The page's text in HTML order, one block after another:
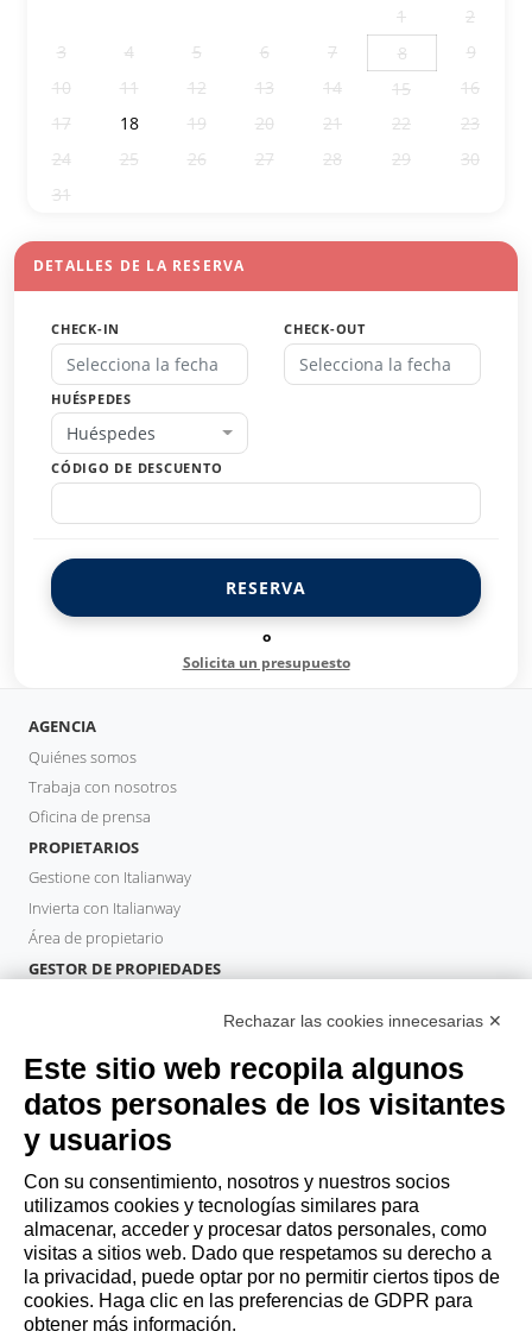
1
2
3
4 5 6 7 8
9
10
11 12 13 14 15
16
17
18 19 20 21 22
23
24
25 26 27 28 29
30
31
DETALLES DE LA RESERVA
CHECK-IN CHECK-OUT
HUÉSPEDES
Huéspedes
CÓDIGO DE DESCUENTO
RESERVA
o
Solicita un presupuesto
AGENCIA
Quiénes somos
Trabaja con nosotros
Oficina de prensa
PROPIETARIOS
Gestione con Italianway
Invierta con Italianway
Área de propietario
GESTOR DE PROPIEDADES
HUÉSPEDES
Reserve una estancia
Estancias largas
Experiencias para los Huéspedes
Descuentos para husespedes
Convenios para empresas
booking@italianway.house
+390286882952
Rechazar las cookies innecesarias ✕
Este sitio web recopila algunos
datos personales de los visitantes
y usuarios
Con su consentimiento, nosotros y nuestros socios
utilizamos cookies y tecnologías similares para
almacenar, acceder y procesar datos personales, como
visitas a sitios web. Dado que respetamos su derecho a
la privacidad, puede optar por no permitir ciertos tipos de
cookies. Haga clic en las preferencias de GDPR para
obtener más información.